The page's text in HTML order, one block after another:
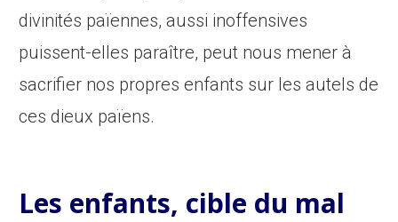
divinités païennes, aussi inoffensives
puissent-elles paraître, peut nous mener à
sacrifier nos propres enfants sur les autels de
ces dieux païens.
Les enfants, cible du mal